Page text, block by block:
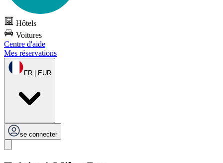
Hôtels
Voitures
Centre d'aide
Mes réservations
FR | EUR
se connecter